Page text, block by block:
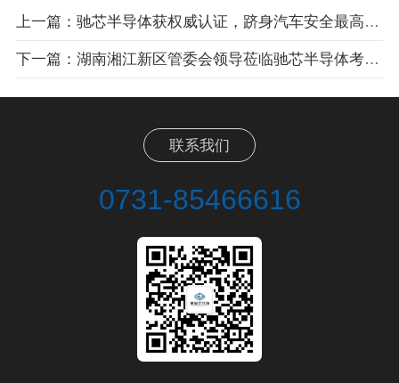
上一篇：驰芯半导体获权威认证，跻身汽车安全最高等级
下一篇：湖南湘江新区管委会领导莅临驰芯半导体考察调研--政企共筑“芯”生态
联系我们
0731-85466616